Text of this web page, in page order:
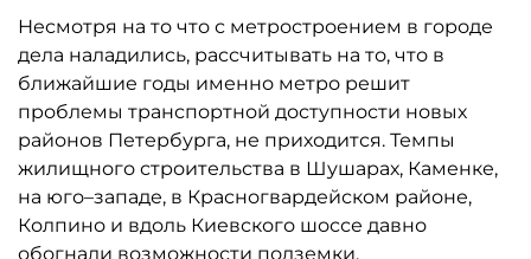
Несмотря на то что с метростроением в городе
дела наладились, рассчитывать на то, что в
ближайшие годы именно метро решит
проблемы транспортной доступности новых
районов Петербурга, не приходится. Темпы
жилищного строительства в Шушарах, Каменке,
на юго–западе, в Красногвардейском районе,
Колпино и вдоль Киевского шоссе давно
обогнали возможности подземки.